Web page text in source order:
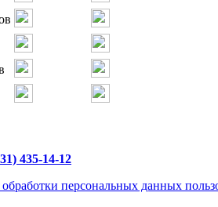
435-14-12
персональных данных